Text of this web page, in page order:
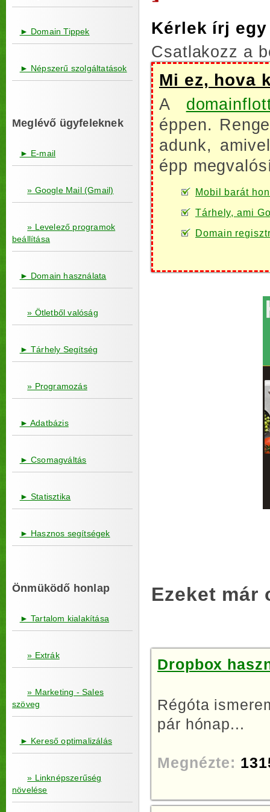
► Domain Tippek
► Népszerű szolgáltatások
Meglévő ügyfeleknek
► E-mail
» Google Mail (Gmail)
» Levelező programok
beállítása
► Domain használata
» Ötletből valóság
► Tárhely Segítség
» Programozás
► Adatbázis
► Csomagváltás
► Statisztika
► Hasznos segítségek
Önmüködő honlap
► Tartalom kialakítása
» Extrák
» Marketing - Sales
szöveg
► Kereső optimalizálás
» Linknépszerűség
növelése
Kérlek írj
Csatlakozz a
Mi ez, hova
A
éppen.
adunk,
épp
Mobil barát
Tárhely, ami
Domain
Ezeket már
Dropbox
Régóta
pár hónap...
Megnézte: